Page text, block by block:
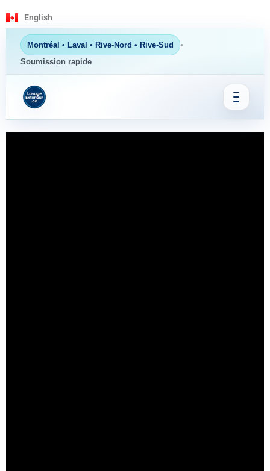
English
Montréal • Laval • Rive-Nord • Rive-Sud •
Soumission rapide